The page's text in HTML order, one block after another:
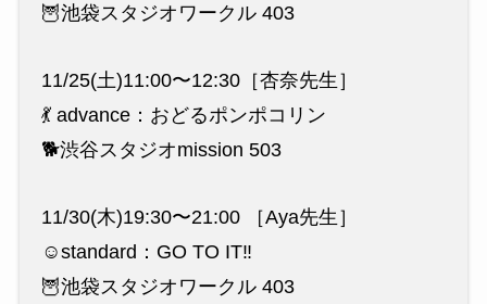
🦉池袋スタジオワークル 403
11/25(土)11:00〜12:30［杏奈先生］
💃 advance：おどるポンポコリン
🐕渋谷スタジオmission 503
11/30(木)19:30〜21:00 ［Aya先生］
☺️standard：GO TO IT‼︎
🦉池袋スタジオワークル 403